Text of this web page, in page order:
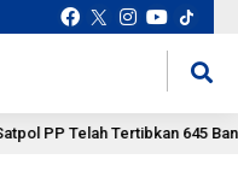
PP Telah Tertibkan 645